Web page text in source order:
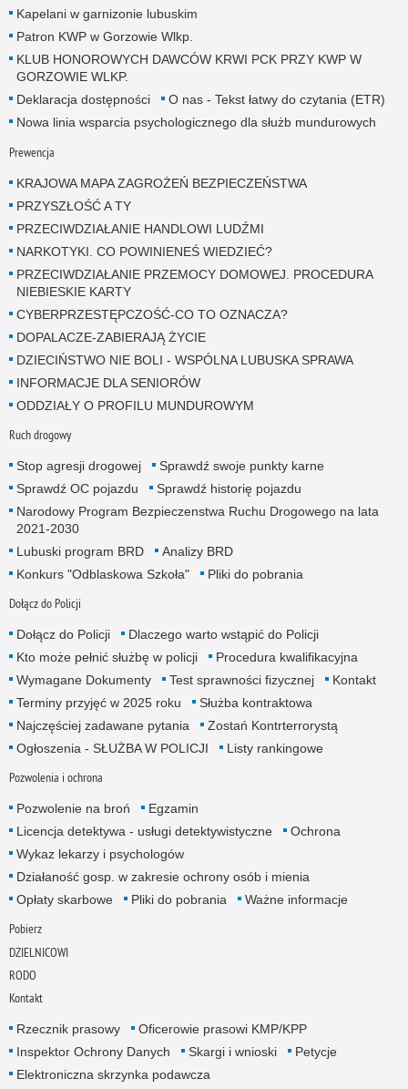
Kapelani w garnizonie lubuskim
Patron KWP w Gorzowie Wlkp.
KLUB HONOROWYCH DAWCÓW KRWI PCK PRZY KWP W
GORZOWIE WLKP.
Deklaracja dostępności
O nas - Tekst łatwy do czytania (ETR)
Nowa linia wsparcia psychologicznego dla służb mundurowych
Prewencja
KRAJOWA MAPA ZAGROŻEŃ BEZPIECZEŃSTWA
PRZYSZŁOŚĆ A TY
PRZECIWDZIAŁANIE HANDLOWI LUDŹMI
NARKOTYKI. CO POWINIENEŚ WIEDZIEĆ?
PRZECIWDZIAŁANIE PRZEMOCY DOMOWEJ. PROCEDURA
NIEBIESKIE KARTY
CYBERPRZESTĘPCZOŚĆ-CO TO OZNACZA?
DOPALACZE-ZABIERAJĄ ŻYCIE
DZIECIŃSTWO NIE BOLI - WSPÓLNA LUBUSKA SPRAWA
INFORMACJE DLA SENIORÓW
ODDZIAŁY O PROFILU MUNDUROWYM
Ruch drogowy
Stop agresji drogowej
Sprawdź swoje punkty karne
Sprawdź OC pojazdu
Sprawdź historię pojazdu
Narodowy Program Bezpieczenstwa Ruchu Drogowego na lata
2021-2030
Lubuski program BRD
Analizy BRD
Konkurs "Odblaskowa Szkoła"
Pliki do pobrania
Dołącz do Policji
Dołącz do Policji
Dlaczego warto wstąpić do Policji
Kto może pełnić służbę w policji
Procedura kwalifikacyjna
Wymagane Dokumenty
Test sprawności fizycznej
Kontakt
Terminy przyjęć w 2025 roku
Służba kontraktowa
Najczęściej zadawane pytania
Zostań Kontrterrorystą
Ogłoszenia - SŁUŻBA W POLICJI
Listy rankingowe
Pozwolenia i ochrona
Pozwolenie na broń
Egzamin
Licencja detektywa - usługi detektywistyczne
Ochrona
Wykaz lekarzy i psychologów
Działaność gosp. w zakresie ochrony osób i mienia
Opłaty skarbowe
Pliki do pobrania Ważne informacje
Pobierz
DZIELNICOWI
RODO
Kontakt
Rzecznik prasowy
Oficerowie prasowi KMP/KPP
Inspektor Ochrony Danych
Skargi i wnioski
Petycje
Elektroniczna skrzynka podawcza